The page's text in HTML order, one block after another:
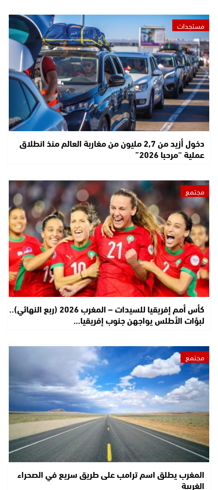
مستجدات
دخول أزيد من 2,7 مليون من مغاربة العالم منذ انطلاق
عملية “مرحبا 2026”
مجتمع
كأس أمم إفريقيا للسيدات – المغرب 2026 (ربع النهائي)..
لبؤات الأطلس يواجهن جنوب إفريقيا…
مجتمع
المغرب يطلق اسم ترامب على طريق سريع في الصحراء
الغربية